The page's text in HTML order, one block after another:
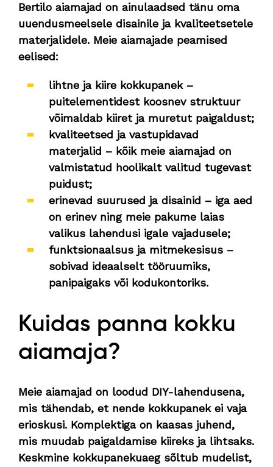
Bertilo aiamajad on ainulaadsed tänu oma
uuendusmeelsele disainile ja kvaliteetsetele
materjalidele. Meie aiamajade peamised
eelised:
lihtne ja kiire kokkupanek –
puitelementidest koosnev struktuur
võimaldab kiiret ja muretut paigaldust;
kvaliteetsed ja vastupidavad
materjalid – kõik meie aiamajad on
valmistatud hoolikalt valitud tugevast
puidust;
erinevad suurused ja disainid – iga aed
on erinev ning meie pakume laias
valikus lahendusi igale vajadusele;
funktsionaalsus ja mitmekesisus –
sobivad ideaalselt tööruumiks,
panipaigaks või kodukontoriks.
Kuidas panna kokku
aiamaja?
Meie aiamajad on loodud DIY-lahendusena,
mis tähendab, et nende kokkupanek ei vaja
erioskusi. Komplektiga on kaasas juhend,
mis muudab paigaldamise kiireks ja lihtsaks.
Keskmine kokkupanekuaeg sõltub mudelist,